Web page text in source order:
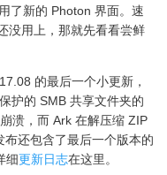
了新的 Photon 界面。速
没用上，那就先看看尝鲜
的最后一个小更新，
护的 SMB 共享文件夹的
溃，而 Ark 在解压缩 ZIP
还包含了最后一个版本的
细更新日志在这里。